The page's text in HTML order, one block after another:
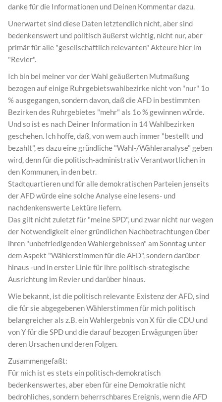
danke für die Informationen und Deinen Kommentar dazu.
Unerwartet sind diese Daten letztendlich nicht, aber sind
bedenkenswert und politisch äußerst wichtig, nicht nur, aber
primär für alle "gesellschaftlich relevanten" Akteure hier im
"Revier".
Ich bin bei meiner vor der Wahl geäußerten Mutmaßung
bezogen auf einige Ruhrgebietswahlbezirke nicht von "nur" 1o
% ausgegangen, sondern davon, daß die AFD in bestimmten
Bezirken des Ruhrgebietes "mehr" als 1o % gewinnen würde.
Und so ist es nach Deiner Information in 14 Wahlbezirken
geschehen. Ich hoffe, daß, von wem auch immer "bestellt und
bezahlt", es dazu eine gründliche "Wahl-/Wähleranalyse" geben
wird, denn für die politisch-administrativ Verantwortlichen in
den Kommunen, in den betr.
Stadtquartieren und für alle demokratischen Parteien jenseits
der AFD würde eine solche Analyse eine lesens- und
nachdenkenswerte Lektüre liefern.
Das gilt nicht zuletzt für "meine SPD", und zwar nicht nur wegen
der Notwendigkeit einer gründlichen Nachbetrachtungen über
ihren "unbefriedigenden Wahlergebnissen" am Sonntag unter
dem Aspekt "Wählerstimmen für die AFD", sondern darüber
hinaus -und in erster Linie für ihre politisch-strategische
Ausrichtung im Revier und darüber hinaus.
Wie bekannt, ist die politisch relevante Existenz der AFD, sind
die für sie abgegebenen Wählerstimmen für mich politisch
belangreicher als z.B. ein Wahlergebnis von X für die CDU und
von Y für die SPD und die darauf bezogen Erwägungen über
deren Ursachen und deren Folgen.
Zusammengefaßt:
Für mich ist es stets ein politisch-demokratisch
bedenkenswertes, aber eben für eine Demokratie nicht
bedrohliches, sondern beherrschbares Ereignis, wenn die AFD